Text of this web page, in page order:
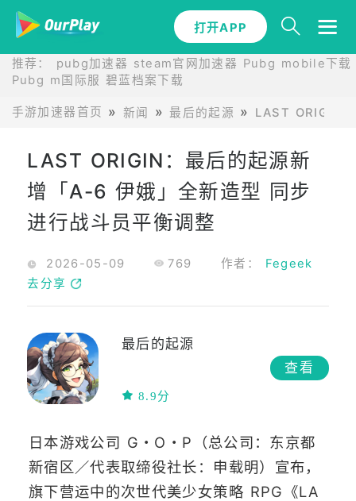
打开APP
推荐： pubg加速器 steam官网加速器 Pubg mobile下载
Pubg m国际服 碧蓝档案下载
手游加速器首页 新闻 最后的起源 LAST ORIGIN
LAST ORIGIN：最后的起源新
增「A-6 伊娥」全新造型 同步
进行战斗员平衡调整
2026-05-09 769 作者： Fegeek
去分享
最后的起源
8.9分
查看
日本游戏公司 G・O・P（总公司：东京都
新宿区／代表取缔役社长：申载明）宣布，
旗下营运中的次世代美少女策略 RPG《LA